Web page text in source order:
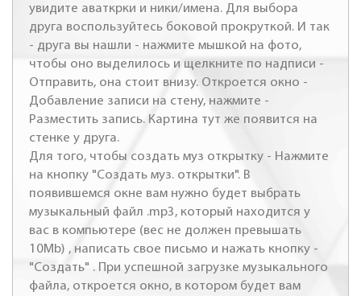
увидите аваткрки и ники/имена. Для выбора
друга воспользуйтесь боковой прокруткой. И так
- друга вы нашли - нажмите мышкой на фото,
чтобы оно выделилось и щелкните по надписи -
Отправить, она стоит внизу. Откроется окно -
Добавление записи на стену, нажмите -
Разместить запись. Картина тут же появится на
стенке у друга.
Для того, чтобы создать муз открытку - Нажмите
на кнопку "Создать муз. открытки". В
появившемся окне вам нужно будет выбрать
музыкальный файл .mp3, который находится у
вас в компьютере (вес не должен превышать
10Mb) , написать свое письмо и нажать кнопку -
"Создать" . При успешной загрузке музыкального
файла, откроется окно, в котором будет вам